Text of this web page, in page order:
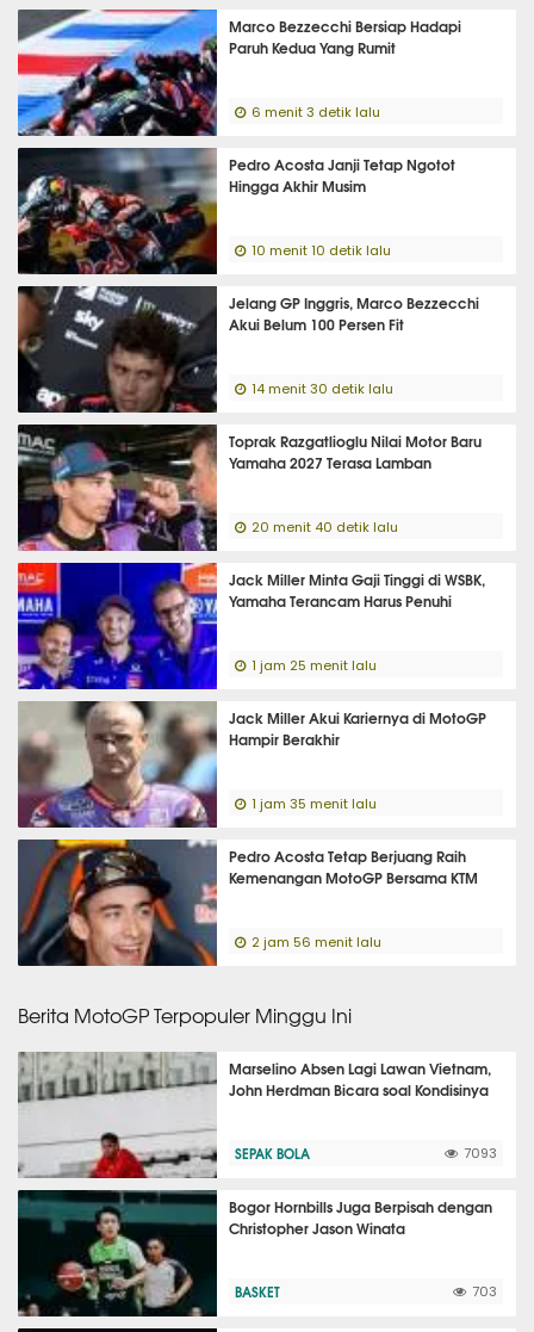
Marco Bezzecchi Bersiap Hadapi
Paruh Kedua Yang Rumit
6 menit 3 detik lalu
Pedro Acosta Janji Tetap Ngotot
Hingga Akhir Musim
10 menit 10 detik lalu
Jelang GP Inggris, Marco Bezzecchi
Akui Belum 100 Persen Fit
14 menit 30 detik lalu
Toprak Razgatlioglu Nilai Motor Baru
Yamaha 2027 Terasa Lamban
20 menit 40 detik lalu
Jack Miller Minta Gaji Tinggi di WSBK,
Yamaha Terancam Harus Penuhi
1 jam 25 menit lalu
Jack Miller Akui Kariernya di MotoGP
Hampir Berakhir
1 jam 35 menit lalu
Pedro Acosta Tetap Berjuang Raih
Kemenangan MotoGP Bersama KTM
2 jam 56 menit lalu
Berita MotoGP Terpopuler Minggu Ini
Marselino Absen Lagi Lawan Vietnam,
John Herdman Bicara soal Kondisinya
SEPAK BOLA 7093
Bogor Hornbills Juga Berpisah dengan
Christopher Jason Winata
BASKET 703